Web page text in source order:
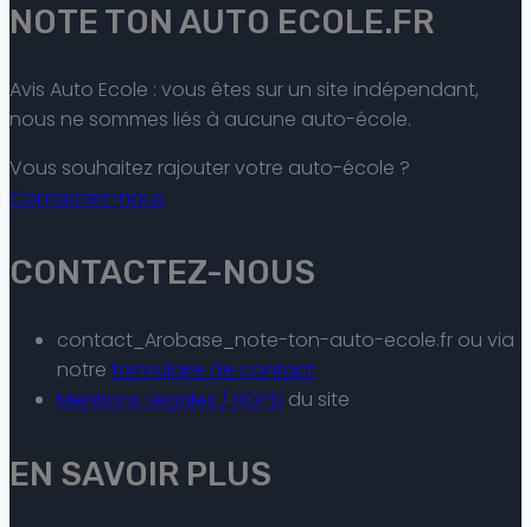
NOTE TON AUTO ECOLE.FR
Avis Auto Ecole : vous êtes sur un site indépendant,
nous ne sommes liés à aucune auto-école.
Vous souhaitez rajouter votre auto-école ?
Contactez-nous
CONTACTEZ-NOUS
contact_Arobase_note-ton-auto-ecole.fr ou via
notre formulaire de contact
Mentions Légales / RGPD du site
EN SAVOIR PLUS